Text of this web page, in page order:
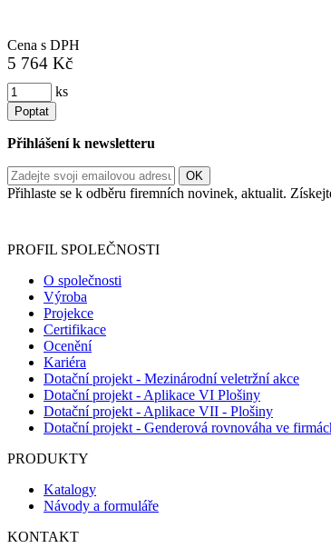
Cena s DPH
5 764 Kč
ks
Poptat
Přihlášení k newsletteru
Přihlaste se k odběru firemních novinek, aktualit.
PROFIL SPOLEČNOSTI
O společnosti
Výroba
Projekce
Certifikace
Ocenění
Kariéra
Dotační projekt - Mezinárodní veletržní akce
Dotační projekt - Aplikace VI Plošiny
Dotační projekt - Aplikace VII - Plošiny
Dotační projekt - Genderová rovnováha ve
PRODUKTY
Katalogy
Návody a formuláře
KONTAKT